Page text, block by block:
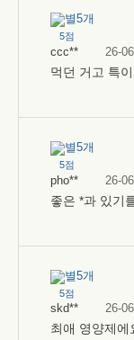
5점
ccc** 26-
먹던 거고 특
5점
pho** 26-
좋은 *과 있기
5점
skd** 26-
최애 영양제